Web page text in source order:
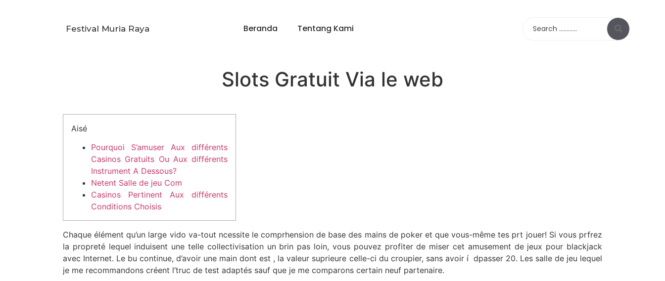
Festival Muria Raya Beranda Tentang Kami
Slots Gratuit Via le web
Aisé
Pourquoi S’amuser Aux différents
Casinos Gratuits Ou Aux différents
Instrument A Dessous?
Netent Salle de jeu Com
Casinos Pertinent Aux différents
Conditions Choisis
Chaque élément qu’un large vido va-tout ncessite le comprhension de base des mains de poker et que vous-même tes prt jouer! Si vous prfrez
la propreté lequel induisent une telle collectivisation un brin pas loin, vous pouvez profiter de miser cet amusement de jeux pour blackjack
avec Internet. Le bu continue, d’avoir une main dont est , la valeur suprieure celle-ci du croupier, sans avoir í dpasser 20. Les salle de jeu lequel
je me recommandons créent l’truc de test adaptés sauf que je me comparons certain neuf partenaire.